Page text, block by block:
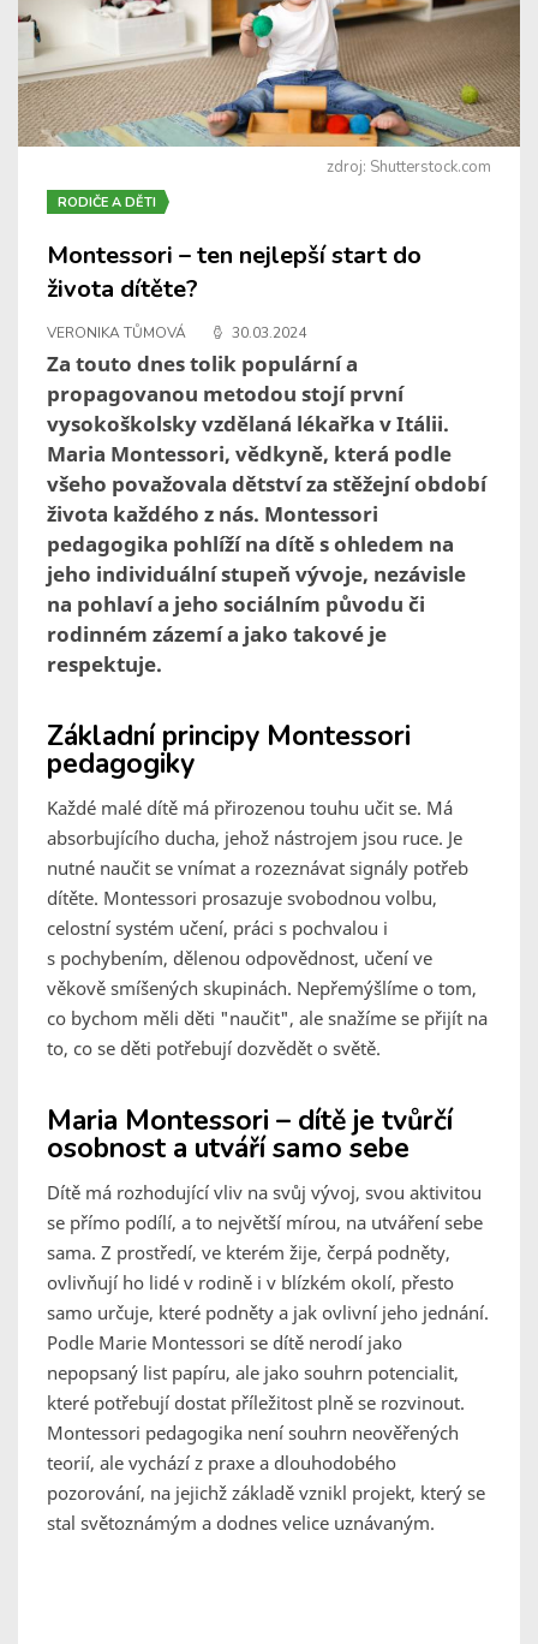
zdroj: Shutterstock.com
RODIČE A DĚTI
Montessori – ten nejlepší start do
života dítěte?
VERONIKA TŮMOVÁ 30.03.2024
Za touto dnes tolik populární a
propagovanou metodou stojí první
vysokoškolsky vzdělaná lékařka v Itálii.
Maria Montessori, vědkyně, která podle
všeho považovala dětství za stěžejní období
života každého z nás. Montessori
pedagogika pohlíží na dítě s ohledem na
jeho individuální stupeň vývoje, nezávisle
na pohlaví a jeho sociálním původu či
rodinném zázemí a jako takové je
respektuje.
Základní principy Montessori
pedagogiky
Každé malé dítě má přirozenou touhu učit se. Má
absorbujícího ducha, jehož nástrojem jsou ruce. Je
nutné naučit se vnímat a rozeznávat signály potřeb
dítěte. Montessori prosazuje svobodnou volbu,
celostní systém učení, práci s pochvalou i
s pochybením, dělenou odpovědnost, učení ve
věkově smíšených skupinách. Nepřemýšlíme o tom,
co bychom měli děti "naučit", ale snažíme se přijít na
to, co se děti potřebují dozvědět o světě.
Maria Montessori ­– dítě je tvůrčí
osobnost a utváří samo sebe
Dítě má rozhodující vliv na svůj vývoj, svou aktivitou
se přímo podílí, a to největší mírou, na utváření sebe
sama. Z prostředí, ve kterém žije, čerpá podněty,
ovlivňují ho lidé v rodině i v blízkém okolí, přesto
samo určuje, které podněty a jak ovlivní jeho jednání.
Podle Marie Montessori se dítě nerodí jako
nepopsaný list papíru, ale jako souhrn potencialit,
které potřebují dostat příležitost plně se rozvinout.
Montessori pedagogika není souhrn neověřených
teorií, ale vychází z praxe a dlouhodobého
pozorování, na jejichž základě vznikl projekt, který se
stal světoznámým a dodnes velice uznávaným.